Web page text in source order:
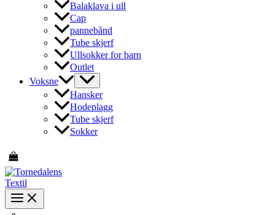
Balaklava i ull
Cap
pannebånd
Tube skjerf
Ullsokker for barn
Outlet
Voksne
Hansker
Hodeplagg
Tube skjerf
Sokker